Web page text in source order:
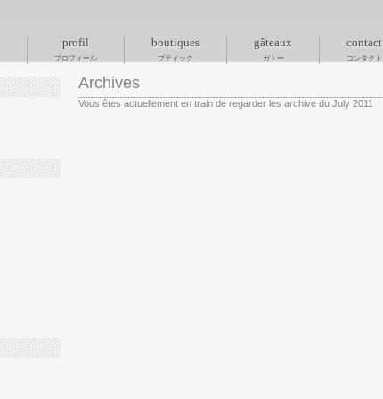
profil
プロフィール
boutiques
ブティック
gâteaux
ガトー
contact
コンタクト
Archives
Vous êtes actuellement en train de regarder les archive du July 2011